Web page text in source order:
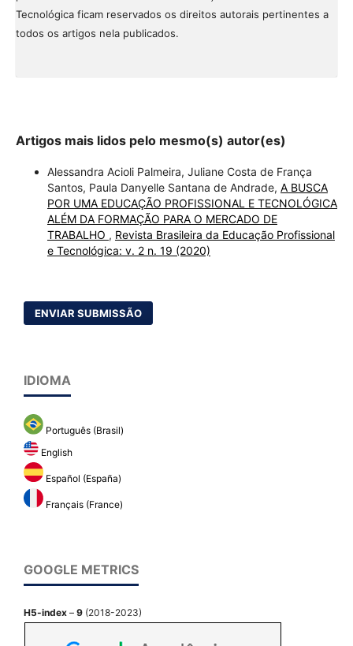
Tecnológica ficam reservados os direitos autorais pertinentes a
todos os artigos nela publicados.
Artigos mais lidos pelo mesmo(s) autor(es)
Alessandra Acioli Palmeira, Juliane Costa de França
Santos, Paula Danyelle Santana de Andrade, A BUSCA
POR UMA EDUCAÇÃO PROFISSIONAL E TECNOLÓGICA
ALÉM DA FORMAÇÃO PARA O MERCADO DE
TRABALHO , Revista Brasileira da Educação Profissional
e Tecnológica: v. 2 n. 19 (2020)
ENVIAR SUBMISSÃO
IDIOMA
Português (Brasil)
English
Español (España)
Français (France)
GOOGLE METRICS
H5-index – 9 (2018-2023)